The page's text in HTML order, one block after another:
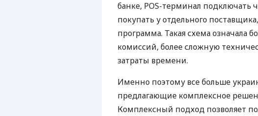
банке, POS-терминал подключать
покупать у отдельного
программа. Такая схема означала
комиссий, более сложную
затраты времени.
Именно поэтому все больше
предлагающие комплексное
Комплексный подход позволяет